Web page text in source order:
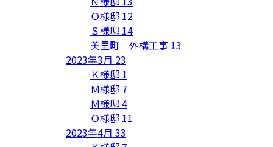
Ｏ様邸 12
Ｓ様邸 14
美里町 外構工事 13
2023年3月 23
Ｋ様邸 1
Ｍ様邸 7
Ｍ様邸4
Ｏ様邸 11
2023年4月 33